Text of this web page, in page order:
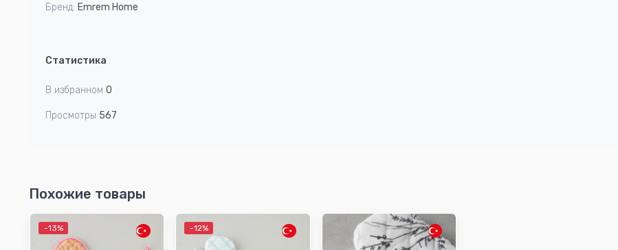
Бренд: Emrem Home
Статистика
В избранном 0
Просмотры 567
Похожие товары
-13% -12%